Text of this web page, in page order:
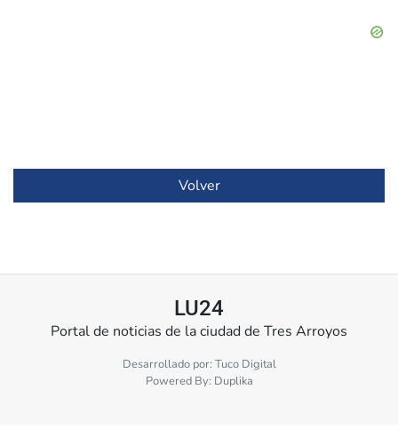
Volver
LU24
Portal de noticias de la ciudad de Tres Arroyos
Desarrollado por: Tuco Digital
Powered By: Duplika